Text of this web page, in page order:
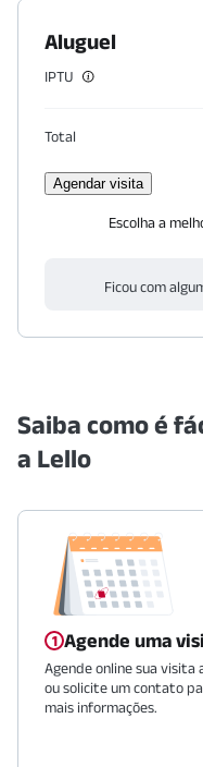
Aluguel
IPTU
Total
Agendar visita
Escolha a
Ficou com
Saiba como é
a Lello
Agende uma
Agende online sua visita
ou solicite um contato
mais informações.